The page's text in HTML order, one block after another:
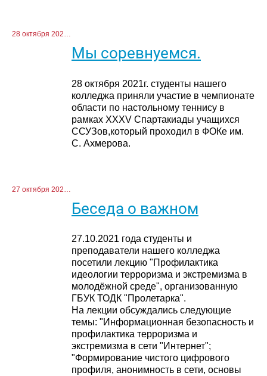
Мы соревнуемся.
28 октября 2021г. студенты нашего
колледжа приняли участие в чемпионате
области по настольному теннису в
рамках XXXV Спартакиады учащихся
ССУЗов,который проходил в ФОКе им.
С. Ахмерова.
Беседа о важном
27.10.2021 года студенты и
преподаватели нашего колледжа
посетили лекцию "Профилактика
идеологии терроризма и экстремизма в
молодёжной среде", организованную
ГБУК ТОДК "Пролетарка".
На лекции обсуждались следующие
темы: "Информационная безопасность и
профилактика терроризма и
экстремизма в сети "Интернет";
"Формирование чистого цифрового
профиля, анонимность в сети, основы